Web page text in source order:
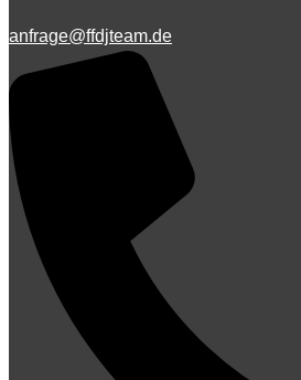
anfrage@ffdjteam.de